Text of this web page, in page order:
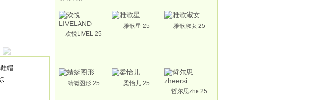
帽
欢悦LIVEL 25
雅歌星 25 雅歌淑女 25
蜻蜓图形 25
柔怡儿 25
哲尔思zhe 25